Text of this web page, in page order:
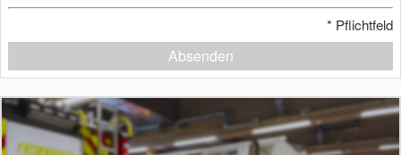
* Pflichtfeld
Absenden